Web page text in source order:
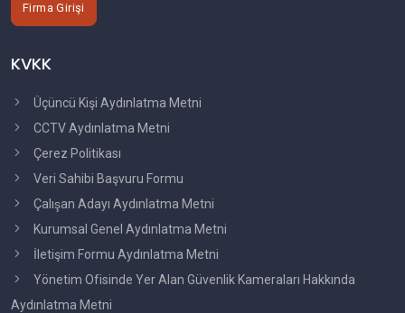
Firma Girişi
KVKK
Üçüncü Kişi Aydınlatma Metni
CCTV Aydınlatma Metni
Çerez Politikası
Veri Sahibi Başvuru Formu
Çalışan Adayı Aydınlatma Metni
Kurumsal Genel Aydınlatma Metni
İletişim Formu Aydınlatma Metni
Yönetim Ofisinde Yer Alan Güvenlik Kameraları Hakkında
Aydınlatma Metni